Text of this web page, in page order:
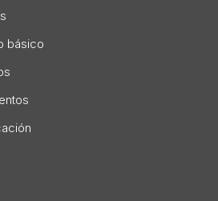
básico